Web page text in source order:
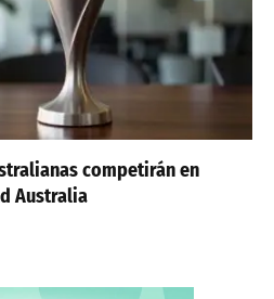
competirán en
Australia